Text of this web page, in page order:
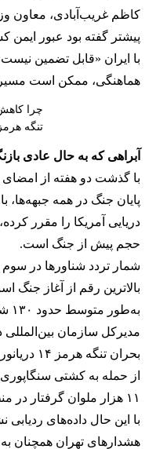
کاظم غریب‌آبادی، معاون
پیشتر گفته بود عبور ایمن
با ایران «قابل تضمین
هماهنگی، ممکن است
چرا
تنگه
آبراهی که به حال عادی
پایان جنگ در همه جبهه‌ها،
دریایی آمریکا را مقرر
حجم پیش از جنگ است.
بالاترین رقم از آغاز جنگ
به‌طور متوسط حدود ۱۳۰ شناور از این مسیر عبور می‌کرد.
مدیرکل سازمان بین‌المللی
بحران
۱۱ هزار ملوان گرفتار در منطقه را موقتا به حالت تعلیق درآورد.
با این حال داده‌های
هشدارهای تهران همچنان